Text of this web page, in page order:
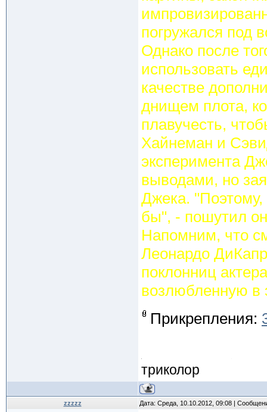
погружался под
Однако после
использовать
качестве
днищем плота,
плавучесть,
Хайнеман и
эксперимента
выводами, но
Джека.
бы", - пошутил
Напомним, что
Леонардо
поклонниц
возлюбленную в
Прикрепления:
триколор
zzzzz Дата: Среда, 10.10.2012, 09:08 |